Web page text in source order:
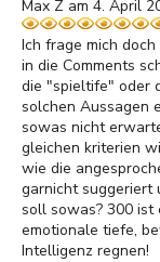
Max Z am 4. April
Ich frage mich
in die Comments
die "spieltife" oder
solchen Aussagen
sowas nicht
gleichen kriterien
wie die
garnicht suggeriert
soll sowas? 300
emotionale tiefe,
Intelligenz regnen!